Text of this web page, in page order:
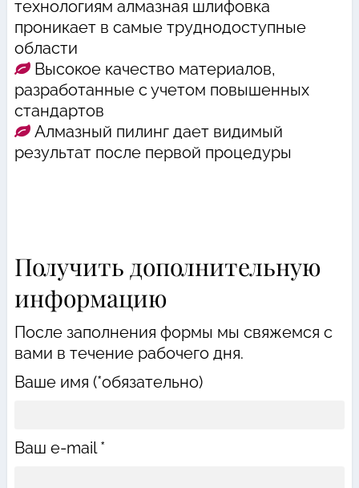
технологиям алмазная шлифовка
проникает в самые труднодоступные
области
Высокое качество материалов,
разработанные с учетом повышенных
стандартов
Алмазный пилинг дает видимый
результат после первой процедуры
Получить дополнительную
информацию
После заполнения формы мы свяжемся с
вами в течение рабочего дня.
Ваше имя (*обязательно)
Ваш e-mail *